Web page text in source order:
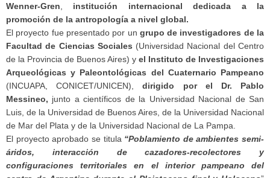
Wenner-Gren
institución internacional dedicada a la
promoción de la antropología a nivel global.
El proyecto fue presentado por un grupo de investigadores de la
Facultad de Ciencias Sociales (Universidad Nacional del Centro
de la Provincia de Buenos Aires) y el Instituto de Investigaciones
Arqueológicas y Paleontológicas del Cuaternario Pampeano
(INCUAPA, CONICET/UNICEN),
dirigido por el Dr. Pablo
Messineo, junto a científicos de la Universidad Nacional de San
Luis, de la Universidad de Buenos Aires, de la Universidad Nacional
de Mar del Plata y de la Universidad Nacional de La Pampa.
El proyecto aprobado se titula “Poblamiento de ambientes semi-
áridos, interacción de cazadores-recolectores y
configuraciones territoriales en el interior pampeano del